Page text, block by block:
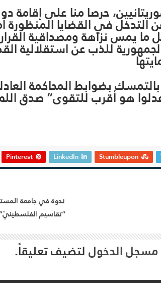
حرصا منا على إقامة
التدخل في القضايا المنظورة
ما يمس نزاهة ومصداقية
للذب عن استقلالية
بضوابط المحاكمة
هو أقرب للتقوى” صدق
Stumbleupon
LinkedIn
Pinterest
ندوة في جامعة
“تقاسيم
مسجل الدخوللتضيف تعليقاً.